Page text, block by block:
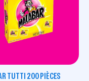
TUTTI 200 PIÈCES